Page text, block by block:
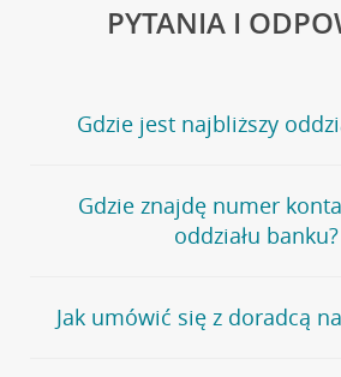
PYTANIA I
Gdzie jest najbliższy
Jeśli szukasz oddziału naszego banku,
stronęPlacówki i bankomaty, na której
wygodna wyszukiwarka.
oddziałów
Gdzie znajdę numer
oddziału banku?
Bank Credit Agricole nie udostępnia
telefonu do placówki bankowej.
Jak umówić się z doradcą